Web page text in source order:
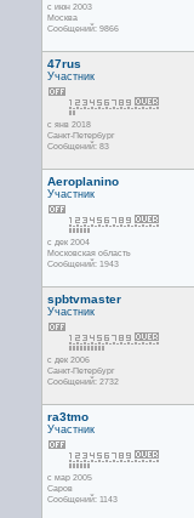
с июн 2003
Москва
Сообщений: 9866
47rus
Участник
с янв 2018
Санкт-Петербург
Сообщений: 83
Aeroplanino
Участник
с дек 2004
Московская область
Сообщений: 1943
spbtvmaster
Участник
с дек 2006
Санкт-Петербург
Сообщений: 2732
ra3tmo
Участник
с мар 2005
Саров
Сообщений: 1143